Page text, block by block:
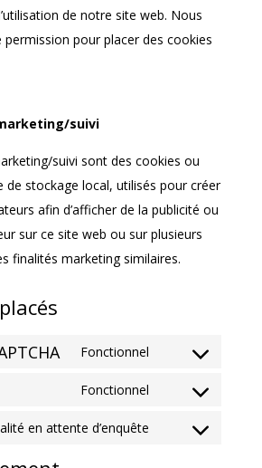
de notre site web. Nous
pour placer des cookies
suivi
suivi sont des cookies ou
stockage local, utilisés pour créer
afin d’afficher de la publicité ou
sur ce site web ou sur plusieurs
finalités marketing similaires.
Fonctionnel
Consent
google-
Fonctionnel
Consent
en attente d’enquête
Consent